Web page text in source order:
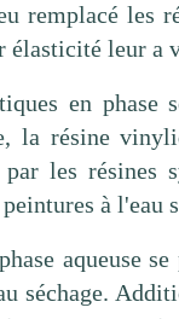
remplacé les
élasticité leur a
en phase
la résine
les résines
à l'eau
aqueuse
séchage.